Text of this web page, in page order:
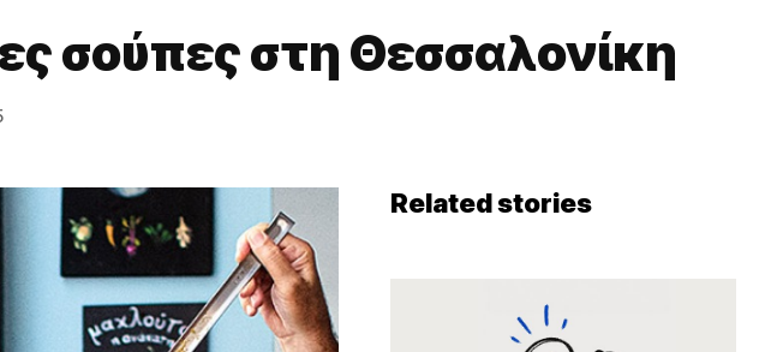
σούπες στη Θεσσαλονίκη
Related stories